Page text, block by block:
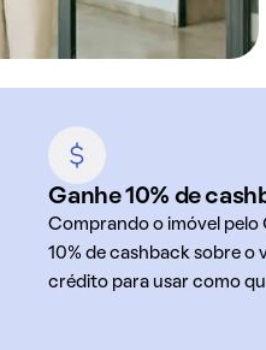
Ganhe 10% de
Comprando o imóvel
10% de cashback sobre o
crédito para usar como